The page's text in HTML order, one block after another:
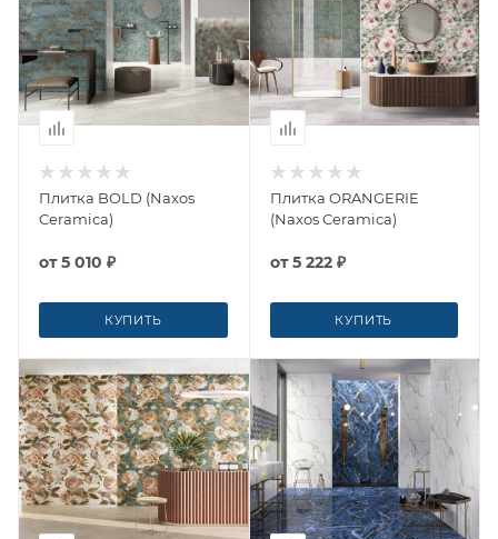
Плитка BOLD (Naxos
Ceramica)
от5 010 ₽
КУПИТЬ
Плитка ORANGERIE
(Naxos Ceramica)
от5 222 ₽
КУПИТЬ